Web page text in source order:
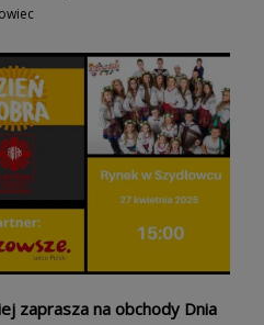
zaprasza na obchody Dnia